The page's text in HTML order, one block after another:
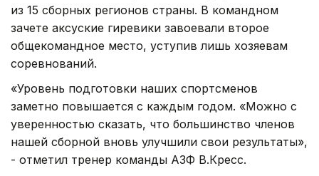
из 15 сборных регионов страны. В командном
зачете аксуские гиревики завоевали второе
общекомандное место, уступив лишь хозяевам
соревнований.
«Уровень подготовки наших спортсменов
заметно повышается с каждым годом. «Можно с
уверенностью сказать, что большинство членов
нашей сборной вновь улучшили свои результаты»,
- отметил тренер команды АЗФ В.Кресс.